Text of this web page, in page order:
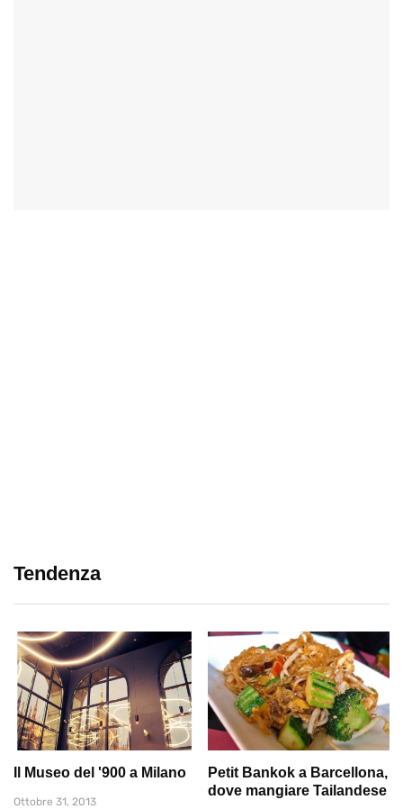
Tendenza
Il Museo del '900 a Milano
Ottobre 31, 2013
Petit Bankok a Barcellona,
dove mangiare Tailandese